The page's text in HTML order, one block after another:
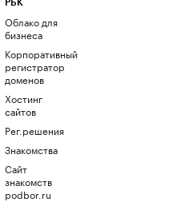
РБК
Облако для
бизнеса
Корпоративный
регистратор
доменов
Хостинг
сайтов
Рег.решения
Знакомства
Сайт
знакомств
podbor.ru